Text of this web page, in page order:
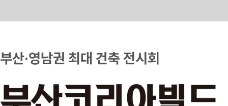
content
부산·영남권 최대 건축 전시회